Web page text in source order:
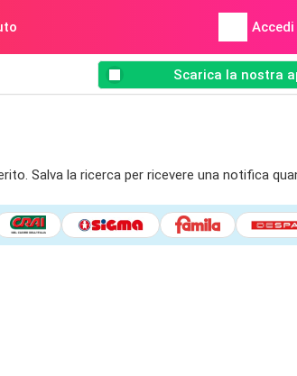
Accedi
Scarica la nostra
Salva la ricerca per ricevere una notifica